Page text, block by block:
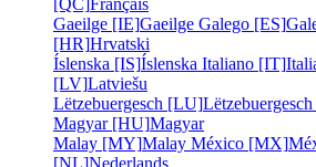
[QC]Français
Gaeilge [IE]Gaeilge Galego [ES]
[HR]Hrvatski
Íslenska [IS]Íslenska Italiano [IT]
[LV]Latviešu
Lëtzebuergesch [LU]Lëtzebuergesch
Magyar [HU]Magyar
Malay [MY]Malay México [MX]
[NL]Nederlands